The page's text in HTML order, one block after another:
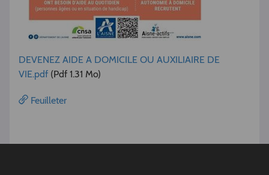
DEVENEZ AIDE A DOMICILE OU AUXILIAIRE DE
VIE.pdf (Pdf 1.31 Mo)
Feuilleter